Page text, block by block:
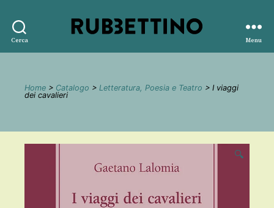
Cerca
editore
Menu
Home > Catalogo > Letteratura, Poesia e Teatro > I viaggi
dei cavalieri
🔍